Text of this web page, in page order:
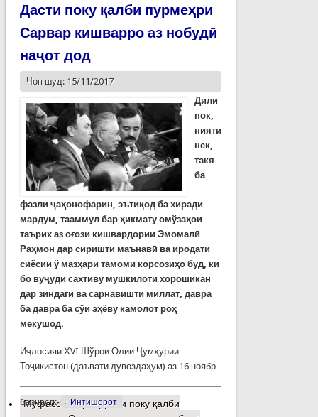
Дасти поку қалби пурмеҳри
Сарвар кишварро аз нобудӣ
наҷот дод
Чоп шуд: 15/11/2017
Дили
пок,
нияти
нек,
такя
ба
фазли ҷаҳонофарин, эътиқод ба хиради
мардум, тааммул бар ҳикмату омўзаҳои
таърих аз оғози кишвардории Эмомалӣ
Раҳмон дар сиришти маънавӣ ва иродати
сиё­сии ў мазҳари тамоми корсозиҳо буд, ки
бо вуҷуди сахтиву мушкилоти хорошикан
дар зиндагӣ ва сарна­вишти миллат, давра
ба давра ба сўи эҳёву камолот роҳ
мекушод.
Иҷлосияи ХVI Шўрои Олии Ҷумҳурии
Тоҷикистон (даъвати ду­воз­даҳум) аз 16 ноябр
барчасп: Интишорот
Муфассалтаро Дасти поку қалби